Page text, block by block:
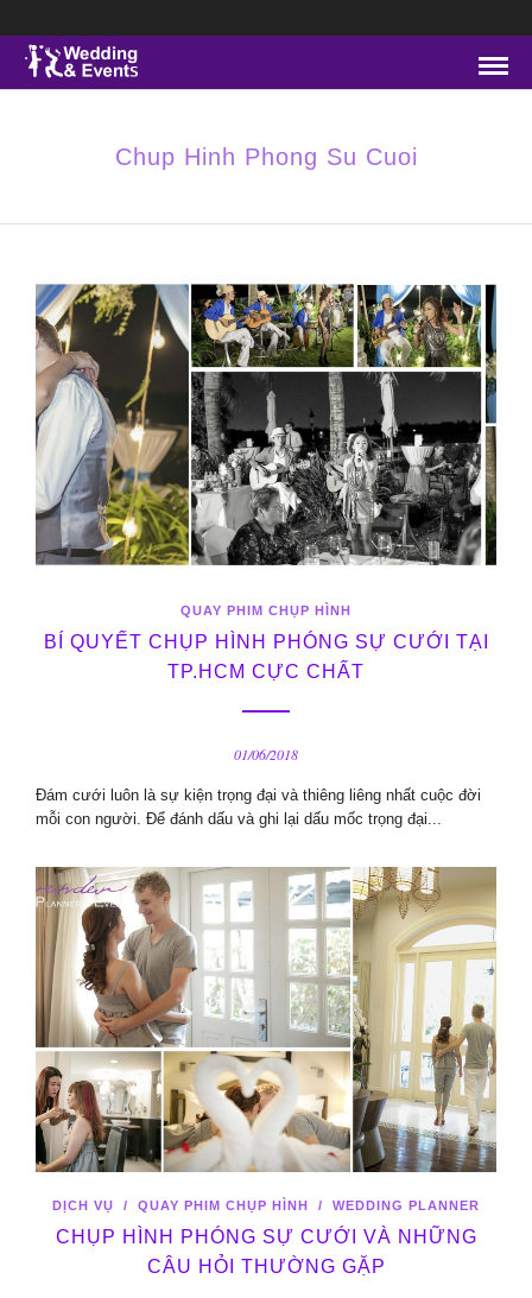
Chup Hinh Phong Su Cuoi
QUAY PHIM CHỤP HÌNH
BÍ QUYẾT CHỤP HÌNH PHÓNG SỰ CƯỚI TẠI
TP.HCM CỰC CHẤT
01/06/2018
Đám cưới luôn là sự kiện trọng đại và thiêng liêng nhất cuộc đời
mỗi con người. Để đánh dấu và ghi lại dấu mốc trọng đại...
DỊCH VỤ / QUAY PHIM CHỤP HÌNH / WEDDING PLANNER
CHỤP HÌNH PHÓNG SỰ CƯỚI VÀ NHỮNG
CÂU HỎI THƯỜNG GẶP